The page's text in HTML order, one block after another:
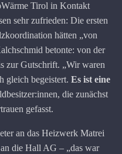
Tirol in Kontakt
sehr zufrieden: Die ersten
hätten „von
betonte: von der
zur Gutschrift. „Wir waren
gleich begeistert. Es ist eine
die zunächst
gefasst.
an das Heizwerk Matrei
die Hall AG – „das war